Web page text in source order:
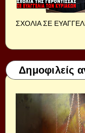
ΣΧΟΛΙΑ ΣΕ
Δημοφιλείς